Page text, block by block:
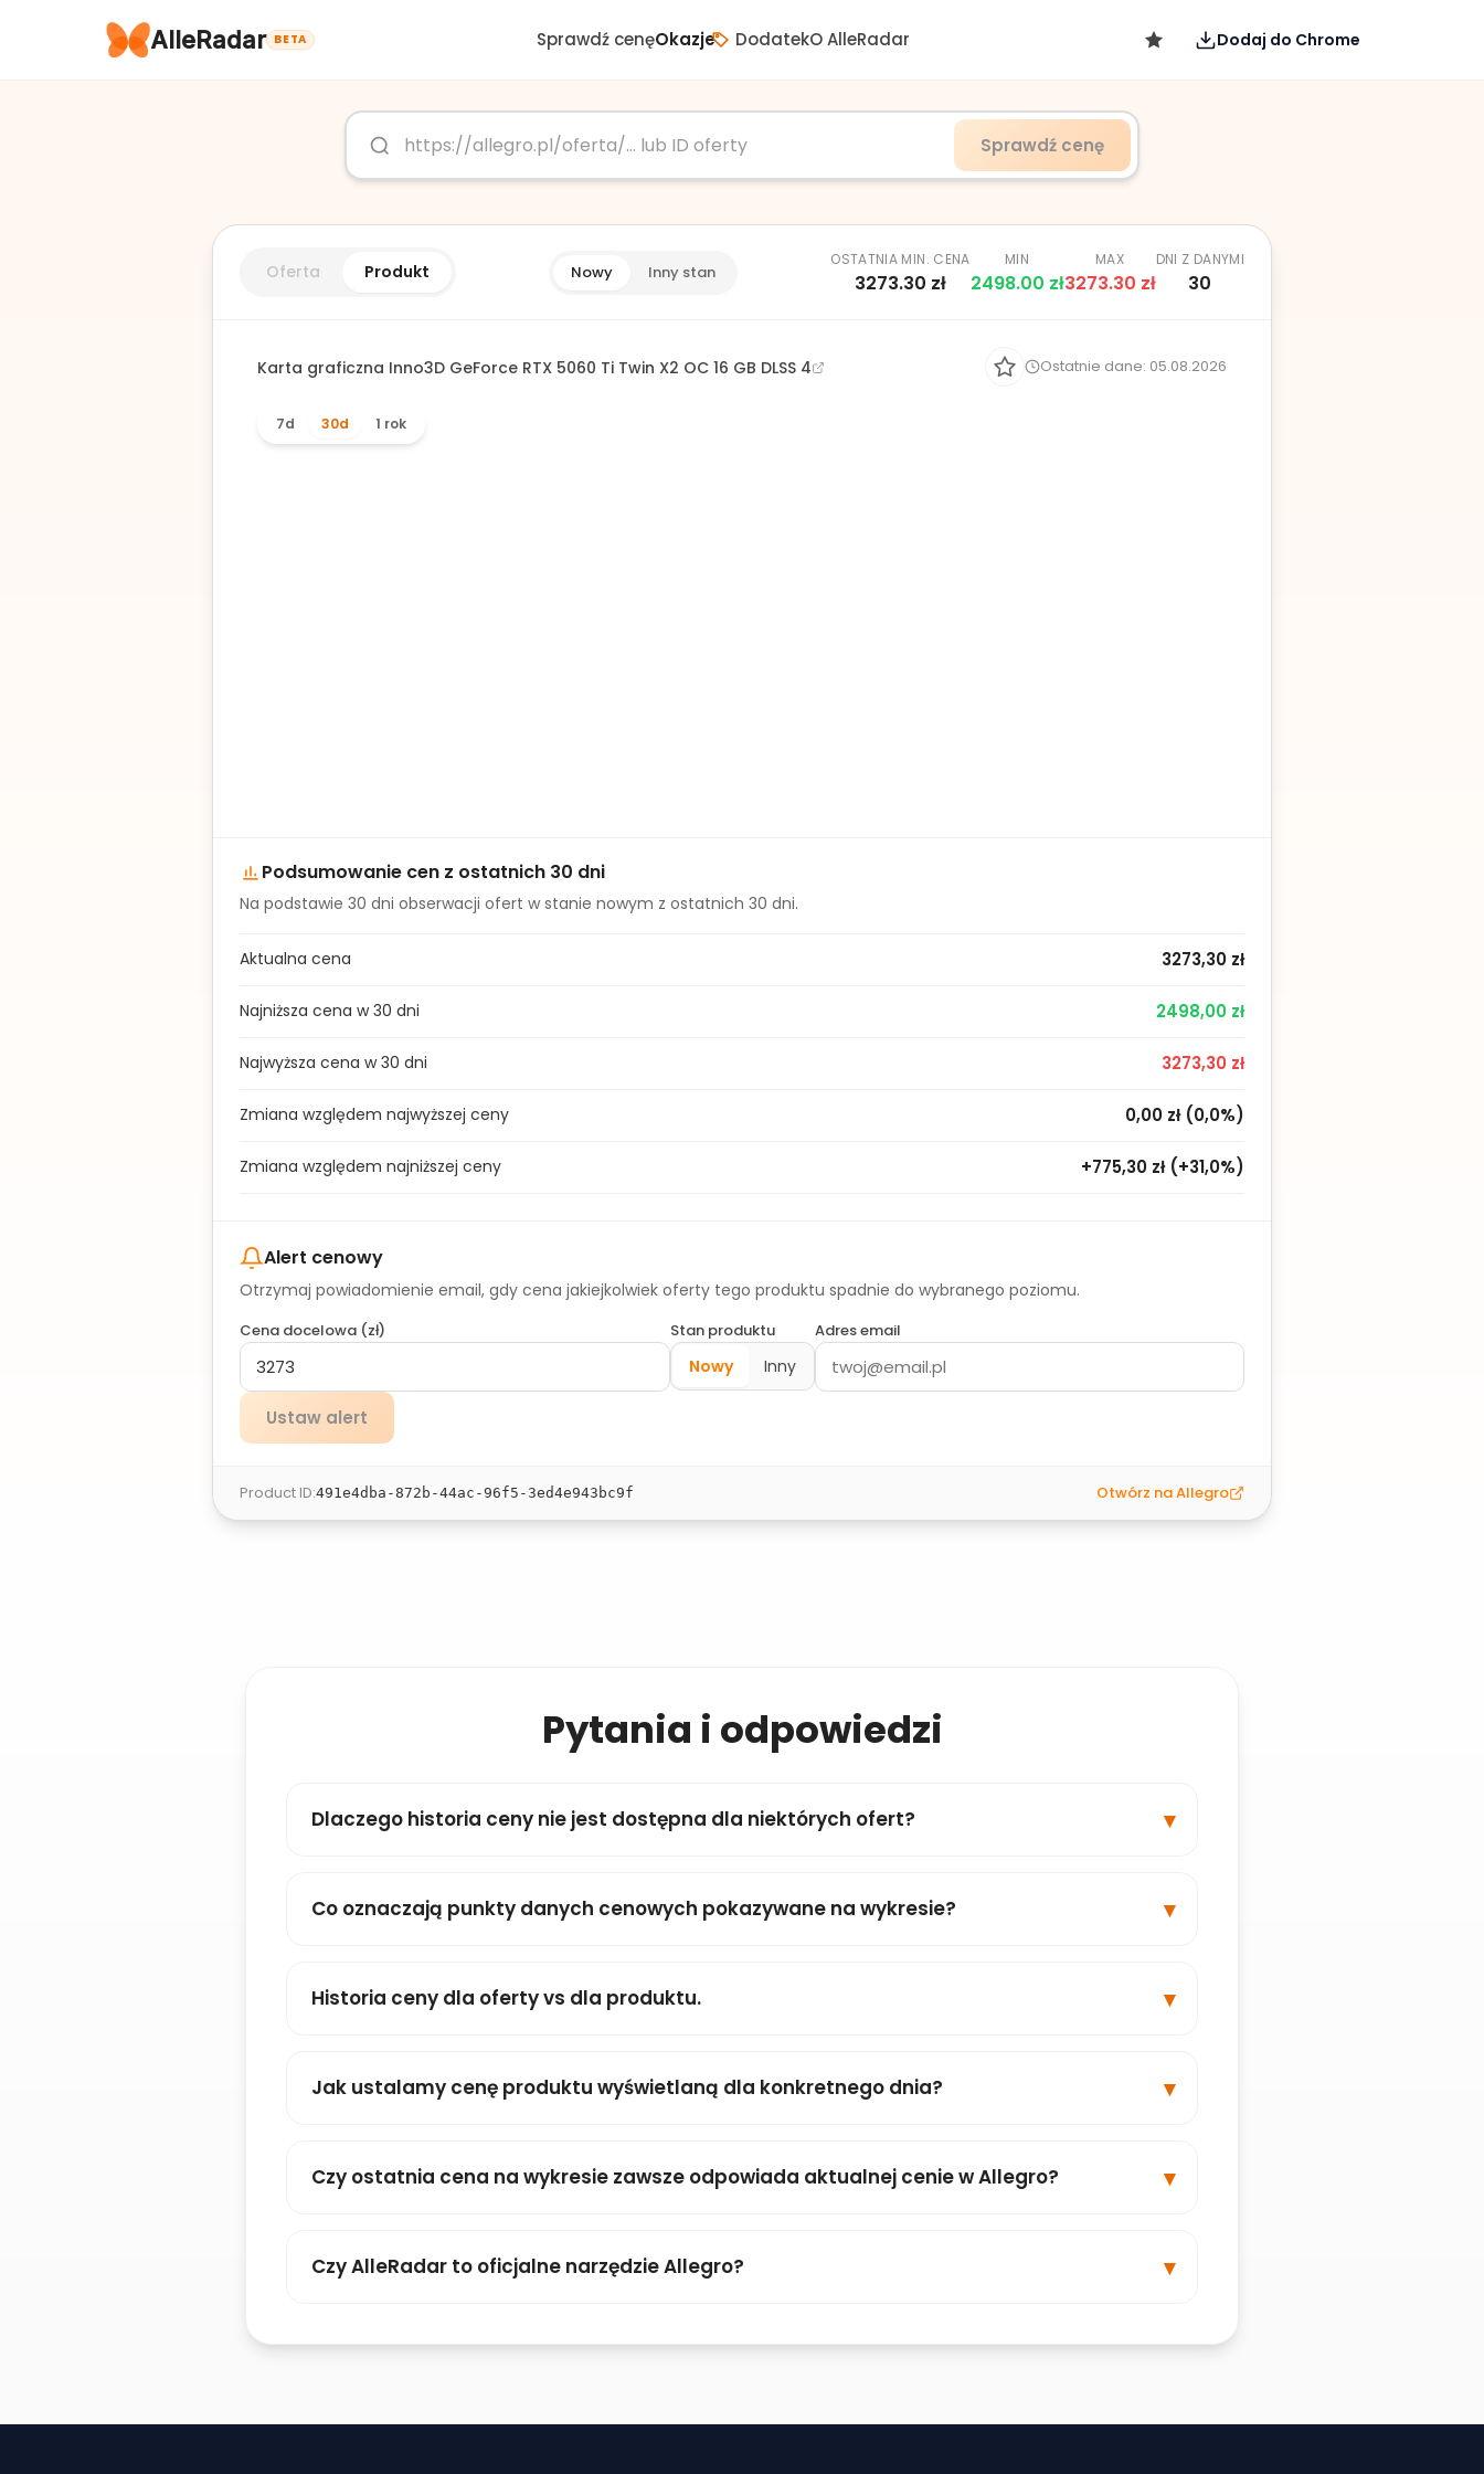
AlleRadar BETA Sprawdź cenęOkazje DodatekO AlleRadar Dodaj do Chrome
Sprawdź cenę
Oferta Produkt Nowy Inny stan
OSTATNIA MIN. CENA
3273.30 zł
MIN
2498.00 zł
MAX
3273.30 zł
DNI Z DANYMI
30
Karta graficzna Inno3D GeForce RTX 5060 Ti Twin X2 OC 16 GB DLSS 4 Ostatnie dane: 05.08.2026
7d 30d 1 rok
Podsumowanie cen z ostatnich 30 dni
Na podstawie 30 dni obserwacji ofert w stanie nowym z ostatnich 30 dni.
Aktualna cena 3273,30 zł
Najniższa cena w 30 dni 2498,00 zł
Najwyższa cena w 30 dni 3273,30 zł
Zmiana względem najwyższej ceny 0,00 zł(0,0%)
Zmiana względem najniższej ceny +775,30 zł(+31,0%)
Alert cenowy
Otrzymaj powiadomienie email, gdy cena jakiejkolwiek oferty tego produktu spadnie do wybranego poziomu.
Cena docelowa (zł) Stan produktu
Nowy Inny
Adres email
Ustaw alert
Product ID:491e4dba-872b-44ac-96f5-3ed4e943bc9f Otwórz na Allegro
Pytania i odpowiedzi
Dlaczego historia ceny nie jest dostępna dla niektórych ofert?
Co oznaczają punkty danych cenowych pokazywane na wykresie?
Historia ceny dla oferty vs dla produktu.
Jak ustalamy cenę produktu wyświetlaną dla konkretnego dnia?
Czy ostatnia cena na wykresie zawsze odpowiada aktualnej cenie w Allegro?
Czy AlleRadar to oficjalne narzędzie Allegro?